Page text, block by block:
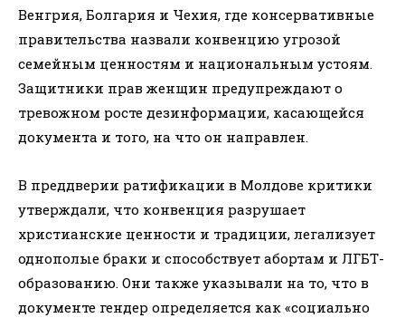
Венгрия, Болгария и Чехия, где консервативные
правительства назвали конвенцию угрозой
семейным ценностям и национальным устоям.
Защитники прав женщин предупреждают о
тревожном росте дезинформации, касающейся
документа и того, на что он направлен.
В преддверии ратификации в Молдове критики
утверждали, что конвенция разрушает
христианские ценности и традиции, легализует
однополые браки и способствует абортам и ЛГБТ-
образованию. Они также указывали на то, что в
документе гендер определяется как «социально